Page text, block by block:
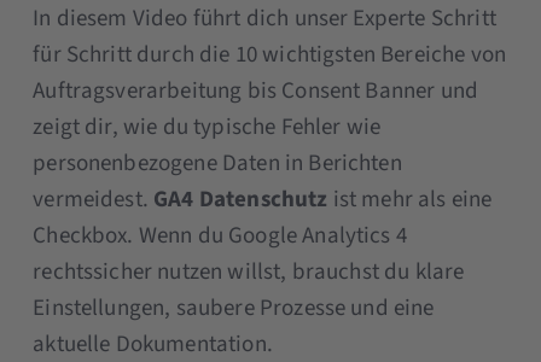
In diesem Video führt dich unser Experte Schritt
für Schritt durch die 10 wichtigsten Bereiche von
Auftragsverarbeitung bis Consent Banner und
zeigt dir, wie du typische Fehler wie
personenbezogene Daten in Berichten
vermeidest. GA4 Datenschutz ist mehr als eine
Checkbox. Wenn du Google Analytics 4
rechtssicher nutzen willst, brauchst du klare
Einstellungen, saubere Prozesse und eine
aktuelle Dokumentation.